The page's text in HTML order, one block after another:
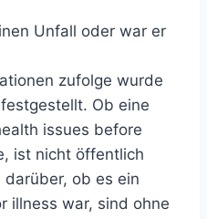
Unfall oder war er
zufolge wurde
Ob eine
issues before
ist nicht öffentlich
ob es ein
illness war, sind ohne